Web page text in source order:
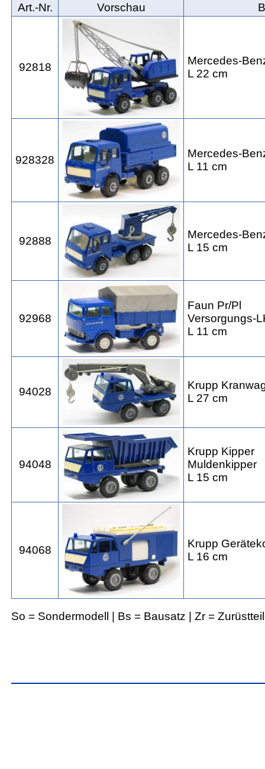
Art.‑Nr. Vorschau
92818
Mercedes-
L 22 cm
928328
Mercedes-
L 11 cm
92888
Mercedes-
L 15 cm
92968
Faun Pr/Pl
Versorgungs-
L 11 cm
94028
Krupp
L 27 cm
94048
Krupp Kipper
Muldenkipper
L 15 cm
94068
Krupp
L 16 cm
So = Sondermodell | Bs = Bausatz | Zr =